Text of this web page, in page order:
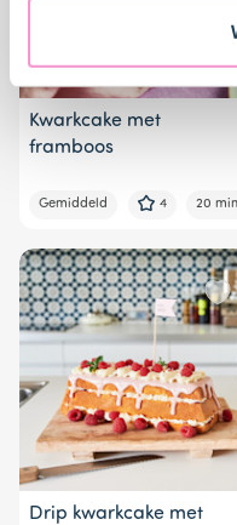
Kwarkcake met
framboos
Gemiddeld 4 20
Drip kwarkcake met